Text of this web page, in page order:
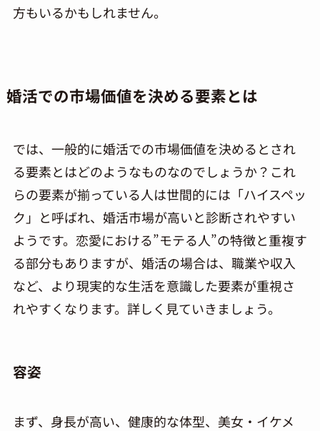
方もいるかもしれません。
婚活での市場価値を決める要素とは
では、一般的に婚活での市場価値を決めるとされ
る要素とはどのようなものなのでしょうか？これ
らの要素が揃っている人は世間的には「ハイスペッ
ク」と呼ばれ、婚活市場が高いと診断されやすい
ようです。恋愛における”モテる人”の特徴と重複す
る部分もありますが、婚活の場合は、職業や収入
など、より現実的な生活を意識した要素が重視さ
れやすくなります。詳しく見ていきましょう。
容姿
まず、身長が高い、健康的な体型、美女・イケメ